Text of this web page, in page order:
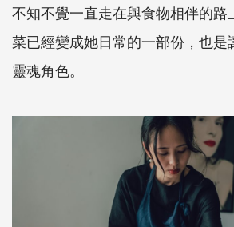
不知不覺一直走在與食物相伴的路
菜已經變成她日常的一部份，也是
靈魂角色。